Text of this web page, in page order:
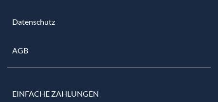
Datenschutz
AGB
EINFACHE ZAHLUNGEN